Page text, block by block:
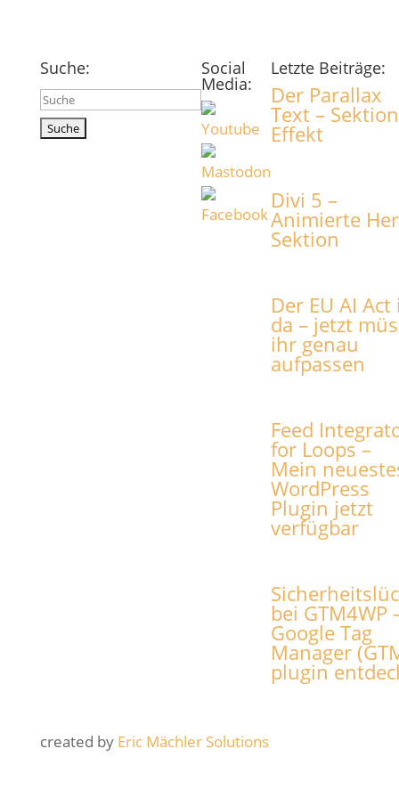
Suche:
Suchen
nach:
Social
Media:
Letzte Beiträge:
Der Parallax
Text – Sektion
Effekt
Divi 5 –
Animierte
Sektion
Der EU AI Act
da – jetzt
ihr genau
aufpassen
Feed
for Loops –
Mein
WordPress
Plugin jetzt
verfügbar
bei GTM4WP
Google Tag
Manager
plugin
created by Eric Mächler Solutions